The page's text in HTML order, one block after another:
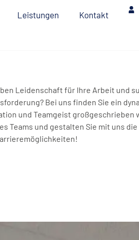
Leistungen Kontakt
Leidenschaft für Ihre Arbeit und
Bei uns finden Sie ein
und Teamgeist großgeschrieben
Teams und gestalten Sie mit uns